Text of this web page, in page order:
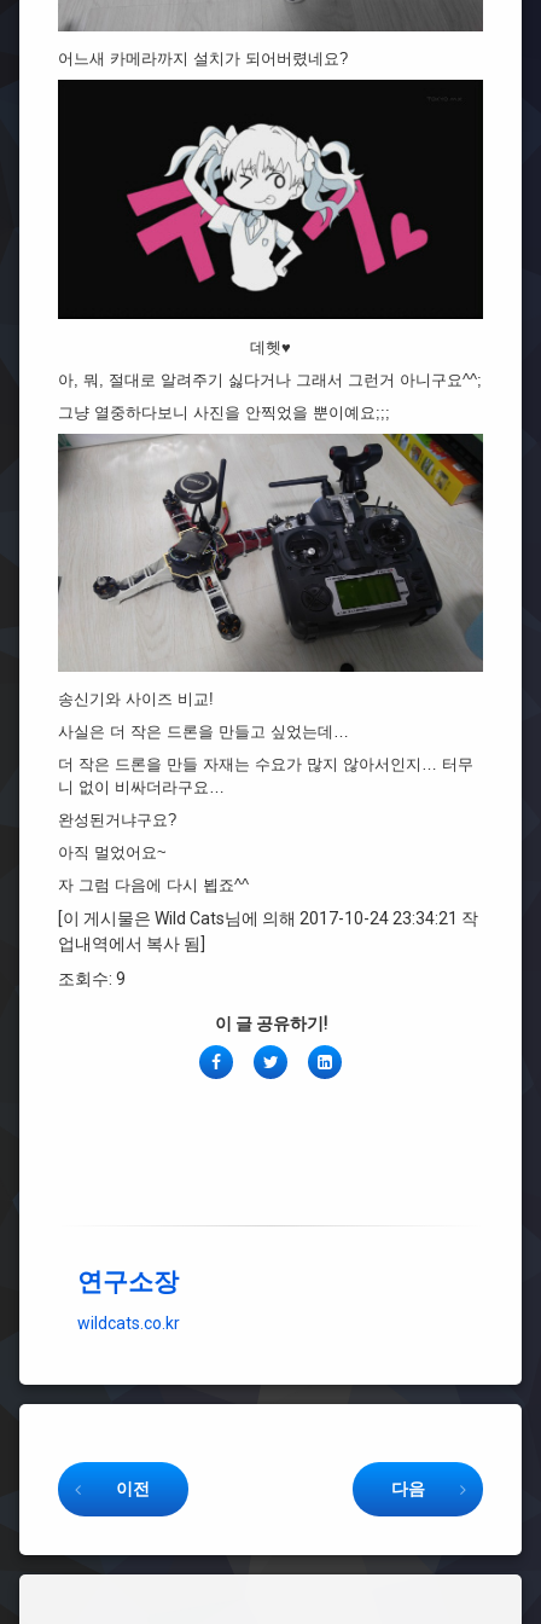
어느새 카메라까지 설치가 되어버렸네요?
데헷♥
아, 뭐, 절대로 알려주기 싫다거나 그래서 그런거 아니구요^^;
그냥 열중하다보니 사진을 안찍었을 뿐이예요;;;
송신기와 사이즈 비교!
사실은 더 작은 드론을 만들고 싶었는데…
더 작은 드론을 만들 자재는 수요가 많지 않아서인지… 터무
니 없이 비싸더라구요…
완성된거냐구요?
아직 멀었어요~
자 그럼 다음에 다시 뵙죠^^
[이 게시물은 Wild Cats님에 의해 2017-10-24 23:34:21 작
업내역에서 복사 됨]
조회수: 9
이 글 공유하기!
페
이
Twitter링
크
연구소장
wildcats.co.kr
이전 다음